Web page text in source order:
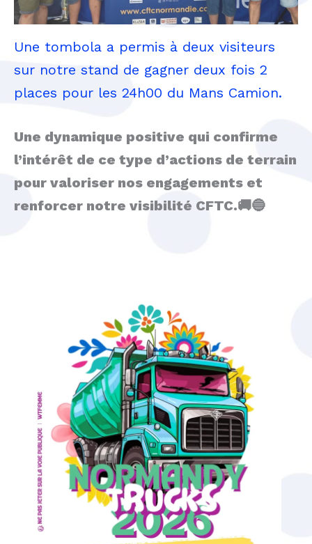
Une tombola a permis à deux visiteurs
sur notre stand de gagner deux fois 2
places pour les 24h00 du Mans Camion.
Une dynamique positive qui confirme
l’intérêt de ce type d’actions de terrain
pour valoriser nos engagements et
renforcer notre visibilité CFTC.🚚🔵